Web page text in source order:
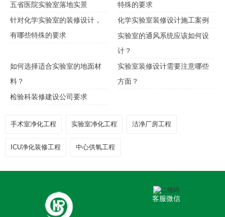
五省医院实验室落地实景
特殊的要求
针对化学实验室的装修设计，
有哪些特殊的要求
化学实验室装修设计施工案例
实验室的通风系统应该如何设
计？
如何选择适合实验室的地面材
料？
实验室装修设计需要注意哪些
方面？
检验科装修建设公司要求
手术室净化工程 实验室净化工程 洁净厂房工程
ICU净化装修工程 中心供氧工程
客服微信